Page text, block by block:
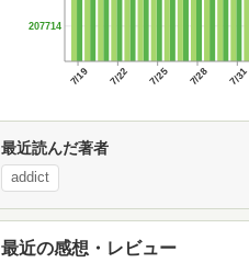
7/19 7/22 7/25 7/28 7/31
207714
最近読んだ著者
addict
最近の感想・レビュー